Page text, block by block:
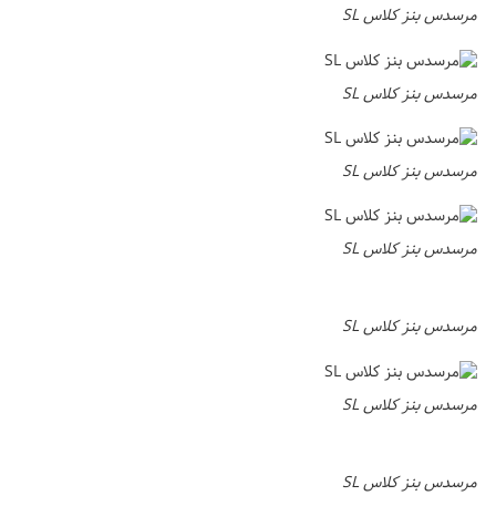
مرسدس بنز کلاس SL
مرسدس بنز کلاس SL
مرسدس بنز کلاس SL
مرسدس بنز کلاس SL
مرسدس بنز کلاس SL
مرسدس بنز کلاس SL
مرسدس بنز کلاس SL